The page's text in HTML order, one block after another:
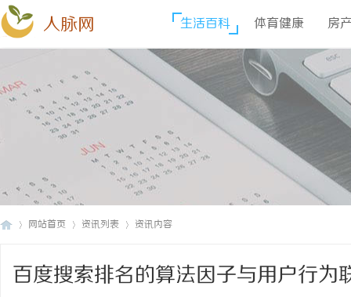
人脉网 生活百科 体育健康 房
网站首页 资讯列表 资讯内容
百度搜索排名的算法因子与用户行为